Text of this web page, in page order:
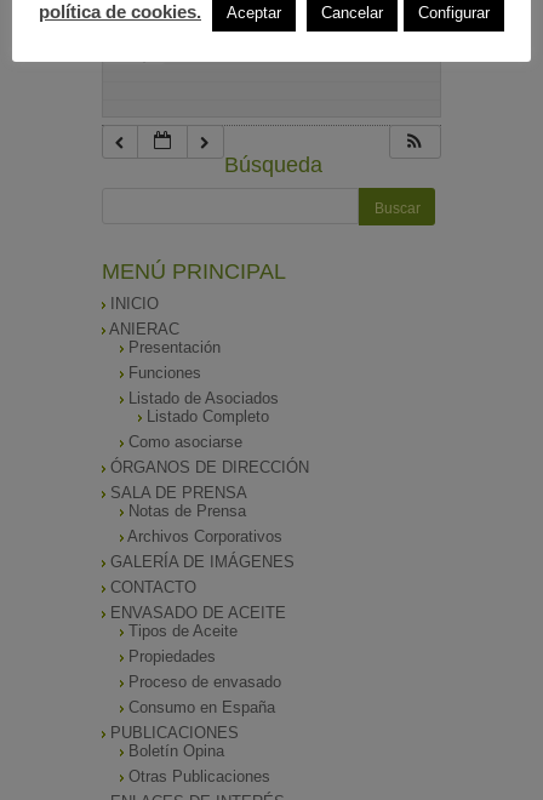
Búsqueda
MENÚ PRINCIPAL
INICIO
ANIERAC
Presentación
Funciones
Listado de Asociados
Listado Completo
Como asociarse
ÓRGANOS DE DIRECCIÓN
SALA DE PRENSA
Notas de Prensa
Archivos Corporativos
GALERÍA DE IMÁGENES
CONTACTO
ENVASADO DE ACEITE
Tipos de Aceite
Propiedades
Proceso de envasado
Consumo en España
PUBLICACIONES
Boletín Opina
Otras Publicaciones
política de cookies.
Aceptar Cancelar Configurar